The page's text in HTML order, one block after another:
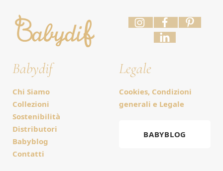
Babydif
Chi Siamo
Collezioni
Sostenibilità
Distributori
Babyblog
Contatti
Legale
Cookies, Condizioni
generali e Legale
BABYBLOG